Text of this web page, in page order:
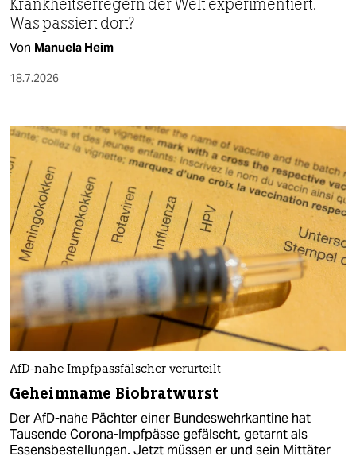
Krankheitserregern der Welt experimentiert.
Was passiert dort?
Von Manuela Heim
18.7.2026
AfD-nahe Impfpassfälscher verurteilt
Geheimname Biobratwurst
Der AfD-nahe Pächter einer Bundeswehrkantine hat
Tausende Corona-Impfpässe gefälscht, getarnt als
Essensbestellungen. Jetzt müssen er und sein Mittäter